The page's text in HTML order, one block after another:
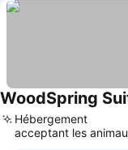
WoodSpring
Hébergement
acceptant les